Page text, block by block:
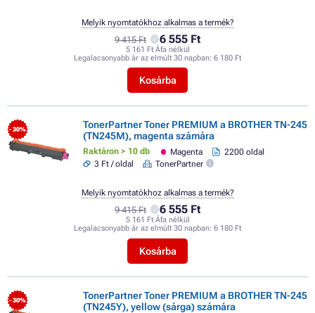
9 415 Ft 6 555 Ft
5 161 Ft Áfa nélkül
Legalacsonyabb ár az elmúlt 30 napban: 6 180 Ft
Kosárba
Melyik nyomtatókhoz alkalmas a termék?
- 30%
TonerPartner Toner PREMIUM a BROTHER TN-245
(TN245M), magenta számára
Raktáron > 10 db Magenta
2200 oldal
3 Ft / oldal
TonerPartner
9 415 Ft 6 555 Ft
5 161 Ft Áfa nélkül
Legalacsonyabb ár az elmúlt 30 napban: 6 180 Ft
Kosárba
Melyik nyomtatókhoz alkalmas a termék?
- 30%
TonerPartner Toner PREMIUM a BROTHER TN-245
(TN245Y), yellow (sárga) számára